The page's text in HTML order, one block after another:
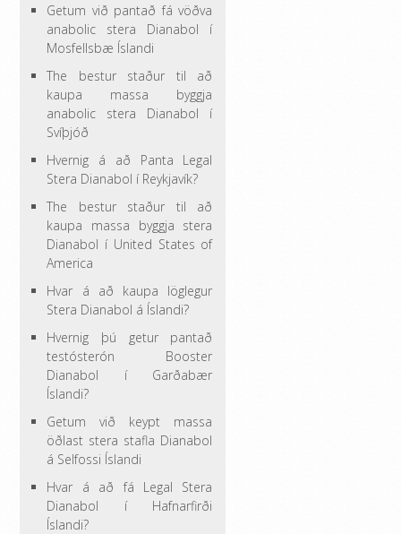
Getum við pantað fá vöðva
anabolic stera Dianabol í
Mosfellsbæ Íslandi
The bestur staður til að
kaupa massa byggja
anabolic stera Dianabol í
Svíþjóð
Hvernig á að Panta Legal
Stera Dianabol í Reykjavík?
The bestur staður til að
kaupa massa byggja stera
Dianabol í United States of
America
Hvar á að kaupa löglegur
Stera Dianabol á Íslandi?
Hvernig þú getur pantað
testósterón Booster
Dianabol í Garðabær
Íslandi?
Getum við keypt massa
öðlast stera stafla Dianabol
á Selfossi Íslandi
Hvar á að fá Legal Stera
Dianabol í Hafnarfirði
Íslandi?